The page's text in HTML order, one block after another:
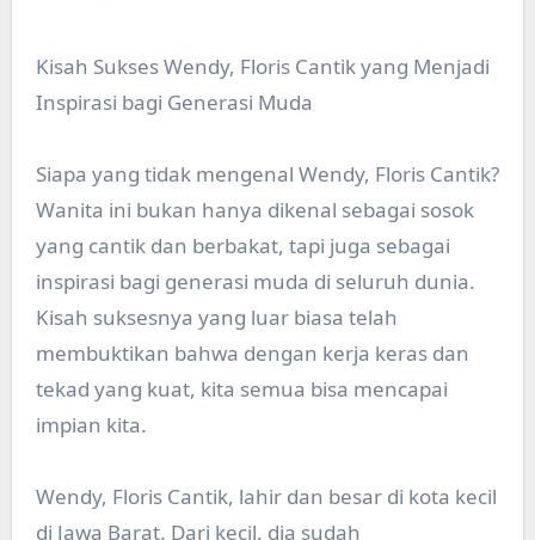
Kisah Sukses Wendy, Floris Cantik yang Menjadi
Inspirasi bagi Generasi Muda
Siapa yang tidak mengenal Wendy, Floris Cantik?
Wanita ini bukan hanya dikenal sebagai sosok
yang cantik dan berbakat, tapi juga sebagai
inspirasi bagi generasi muda di seluruh dunia.
Kisah suksesnya yang luar biasa telah
membuktikan bahwa dengan kerja keras dan
tekad yang kuat, kita semua bisa mencapai
impian kita.
Wendy, Floris Cantik, lahir dan besar di kota kecil
di Jawa Barat. Dari kecil, dia sudah